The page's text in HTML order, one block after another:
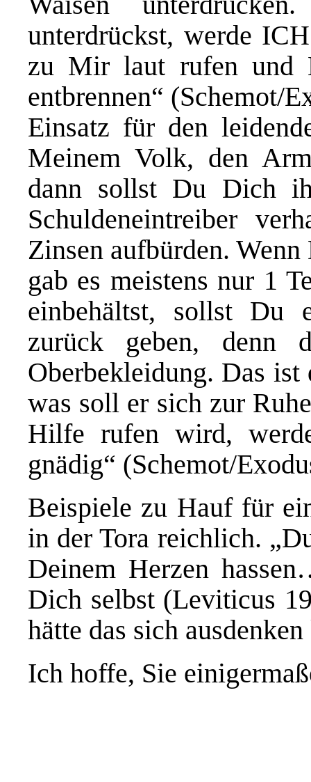
unterdrückst, werde
zu Mir laut rufen und
entbrennen“ (Schemot/
Einsatz für den
Meinem Volk, den
dann sollst Du Dich
Schuldeneintreiber
Zinsen aufbürden.
gab es meistens nur 1
einbehältst, sollst Du
zurück geben, denn
Oberbekleidung. Das
was soll er sich zur
Hilfe rufen wird,
gnädig“ (Schemot/
Beispiele zu Hauf für
in der Tora reichlich.
Deinem Herzen
Dich selbst (Leviticus
hätte das sich
Ich hoffe, Sie